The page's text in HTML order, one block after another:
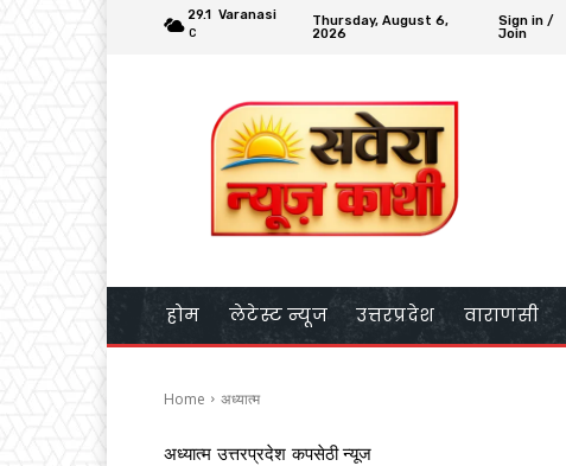
29.1
C
Varanasi
Thursday, August 6,
2026
Sign in /
Join
होम लेटेस्ट न्यूज उत्तरप्रदेश वाराणसी
Home अध्यात्म
अध्यात्म उत्तरप्रदेश कपसेठी न्यूज